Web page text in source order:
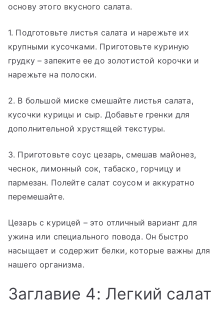
основу этого вкусного салата.
1. Подготовьте листья салата и нарежьте их
крупными кусочками. Приготовьте куриную
грудку – запеките ее до золотистой корочки и
нарежьте на полоски.
2. В большой миске смешайте листья салата,
кусочки курицы и сыр. Добавьте гренки для
дополнительной хрустящей текстуры.
3. Приготовьте соус цезарь, смешав майонез,
чеснок, лимонный сок, табаско, горчицу и
пармезан. Полейте салат соусом и аккуратно
перемешайте.
Цезарь с курицей – это отличный вариант для
ужина или специального повода. Он быстро
насыщает и содержит белки, которые важны для
нашего организма.
Заглавие 4: Легкий салат